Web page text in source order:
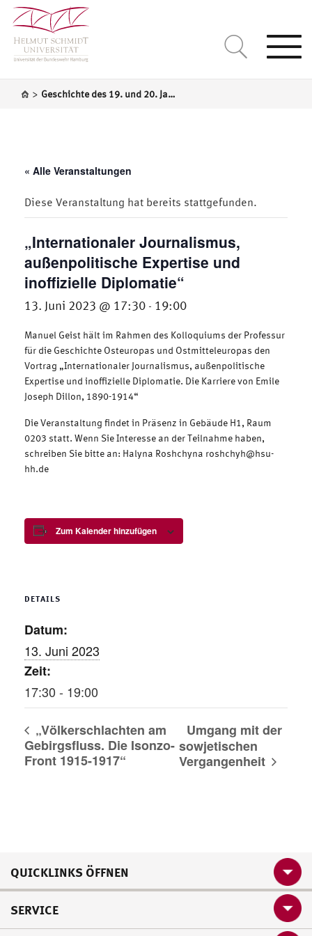
> Geschichte des 19. und 20. Jahrhundert / Mittel- und Osteuropa
« Alle Veranstaltungen
Diese Veranstaltung hat bereits stattgefunden.
„Internationaler Journalismus,
außenpolitische Expertise und
inoffizielle Diplomatie“
13. Juni 2023 @ 17:30 - 19:00
Manuel Geist hält im Rahmen des Kolloquiums der Professur
für die Geschichte Osteuropas und Ostmitteleuropas den
Vortrag „Internationaler Journalismus, außenpolitische
Expertise und inoffizielle Diplomatie. Die Karriere von Emile
Joseph Dillon, 1890-1914“
Die Veranstaltung findet in Präsenz in Gebäude H1, Raum
0203 statt. Wenn Sie Interesse an der Teilnahme haben,
schreiben Sie bitte an: Halyna Roshchyna roshchyh@hsu-
hh.de
Zum Kalender hinzufügen
DETAILS
Datum:
13. Juni 2023
Zeit:
17:30 - 19:00
„Völkerschlachten am
Gebirgsfluss. Die Isonzo-
Front 1915-1917“
Umgang mit der
sowjetischen
Vergangenheit
QUICKLINKS ÖFFNEN
SERVICE